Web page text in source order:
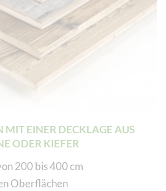
MIT EINER DECKLAGE AUS
ODER KIEFER
200 bis 400 cm
Oberflächen